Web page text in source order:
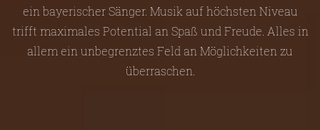
ein bayerischer Sänger. Musik auf höchsten Niveau
trifft maximales Potential an Spaß und Freude. Alles in
allem ein unbegrenztes Feld an Möglichkeiten zu
überraschen.